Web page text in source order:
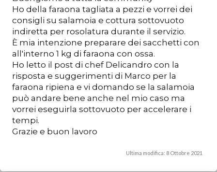
Ho della faraona tagliata a pezzi e vorrei dei
consigli su salamoia e cottura sottovuoto
indiretta per rosolatura durante il servizio.
È mia intenzione preparare dei sacchetti con
all'interno 1 kg di faraona con ossa.
Ho letto il post di chef Delicandro con la
risposta e suggerimenti di Marco per la
faraona ripiena e vi domando se la salamoia
può andare bene anche nel mio caso ma
vorrei eseguirla sottovuoto per accelerare i
tempi.
Grazie e buon lavoro
Ultima modifica: 8 Ottobre 2021